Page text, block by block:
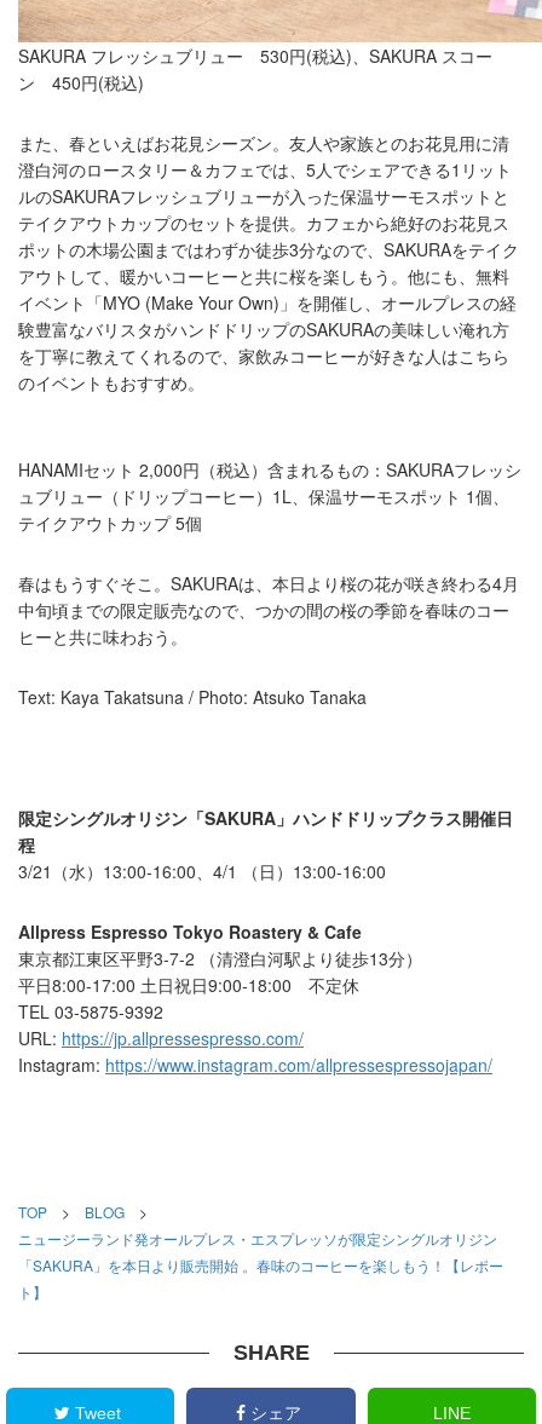
SAKURA フレッシュブリュー 530円(税込)、SAKURA スコー
ン 450円(税込)
また、春といえばお花見シーズン。友人や家族とのお花見用に清
澄白河のロースタリー＆カフェでは、5人でシェアできる1リット
ルのSAKURAフレッシュブリューが入った保温サーモスポットと
テイクアウトカップのセットを提供。カフェから絶好のお花見ス
ポットの木場公園まではわずか徒歩3分なので、SAKURAをテイク
アウトして、暖かいコーヒーと共に桜を楽しもう。他にも、無料
イベント「MYO (Make Your Own)」を開催し、オールプレスの経
験豊富なバリスタがハンドドリップのSAKURAの美味しい淹れ方
を丁寧に教えてくれるので、家飲みコーヒーが好きな人はこちら
のイベントもおすすめ。
HANAMIセット 2,000円（税込）含まれるもの：SAKURAフレッシ
ュブリュー（ドリップコーヒー）1L、保温サーモスポット 1個、
テイクアウトカップ 5個
春はもうすぐそこ。SAKURAは、本日より桜の花が咲き終わる4月
中旬頃までの限定販売なので、つかの間の桜の季節を春味のコー
ヒーと共に味わおう。
Text: Kaya Takatsuna / Photo: Atsuko Tanaka
限定シングルオリジン「SAKURA」ハンドドリップクラス開催日
程
3/21（水）13:00-16:00、4/1 （日）13:00-16:00
Allpress Espresso Tokyo Roastery & Cafe
東京都江東区平野3-7-2 （清澄白河駅より徒歩13分）
平日8:00-17:00 土日祝日9:00-18:00 不定休
TEL 03-5875-9392
URL: https://jp.allpressespresso.com/
Instagram: ​ https://www.instagram.com/allpressespressojapan/
TOP > BLOG >
ニュージーランド発オールプレス・エスプレッソが限定シングルオリジン
「SAKURA」を本日より販売開始 。春味のコーヒーを楽しもう！【レポー
ト】
SHARE
Tweet シェア LINE